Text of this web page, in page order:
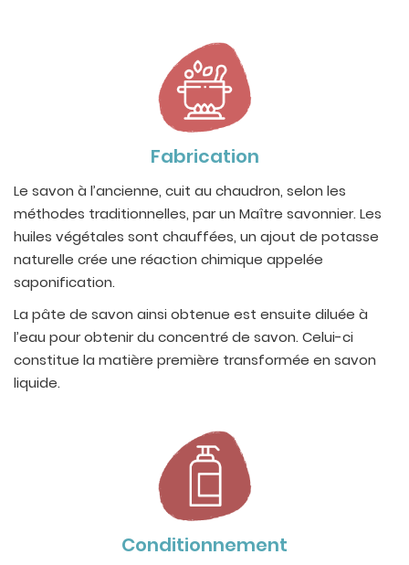
Fabrication
Le savon à l’ancienne, cuit au chaudron, selon les
méthodes traditionnelles, par un Maître savonnier. Les
huiles végétales sont chauffées, un ajout de potasse
naturelle crée une réaction chimique appelée
saponification.
La pâte de savon ainsi obtenue est ensuite diluée à
l’eau pour obtenir du concentré de savon. Celui-ci
constitue la matière première transformée en savon
liquide.
Conditionnement